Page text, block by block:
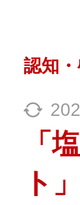
認知
「
ト